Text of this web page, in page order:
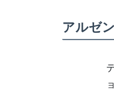
アルゼ